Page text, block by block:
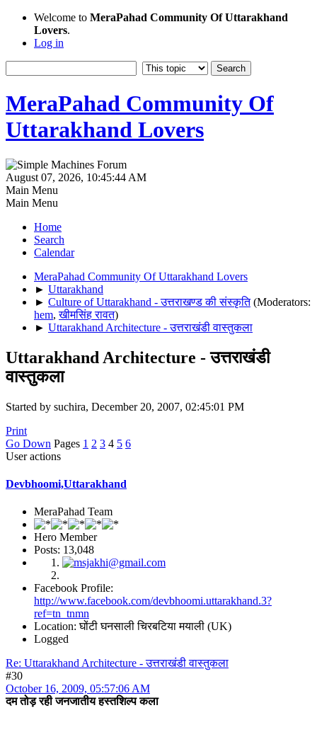
Welcome to MeraPahad Community Of Uttarakhand
Lovers.
Log in
MeraPahad Community Of
Uttarakhand Lovers
August 07, 2026, 10:45:44 AM
Main Menu
Main Menu
Home
Search
Calendar
MeraPahad Community Of Uttarakhand Lovers
► Uttarakhand
► Culture of Uttarakhand - उत्तराखण्ड की संस्कृति (Moderators:
hem,खीमसिंह रावत)
► Uttarakhand Architecture - उत्तराखंडी वास्तुकला
Uttarakhand Architecture - उत्तराखंडी
वास्तुकला
Started by suchira, December 20, 2007, 02:45:01 PM
Print
Go Down Pages 1 2 3 4 5 6
User actions
Devbhoomi,Uttarakhand
MeraPahad Team
Hero Member
Posts: 13,048
Facebook Profile:
http://www.facebook.com/devbhoomi.uttarakhand.3?
ref=tn_tnmn
Location: घोंटी घनसाली चिरबटिया मयाली (UK)
Logged
Re: Uttarakhand Architecture - उत्तराखंडी वास्तुकला
#30
October 16, 2009, 05:57:06 AM
दम तोड़ रही जनजातीय हस्तशिल्प कला